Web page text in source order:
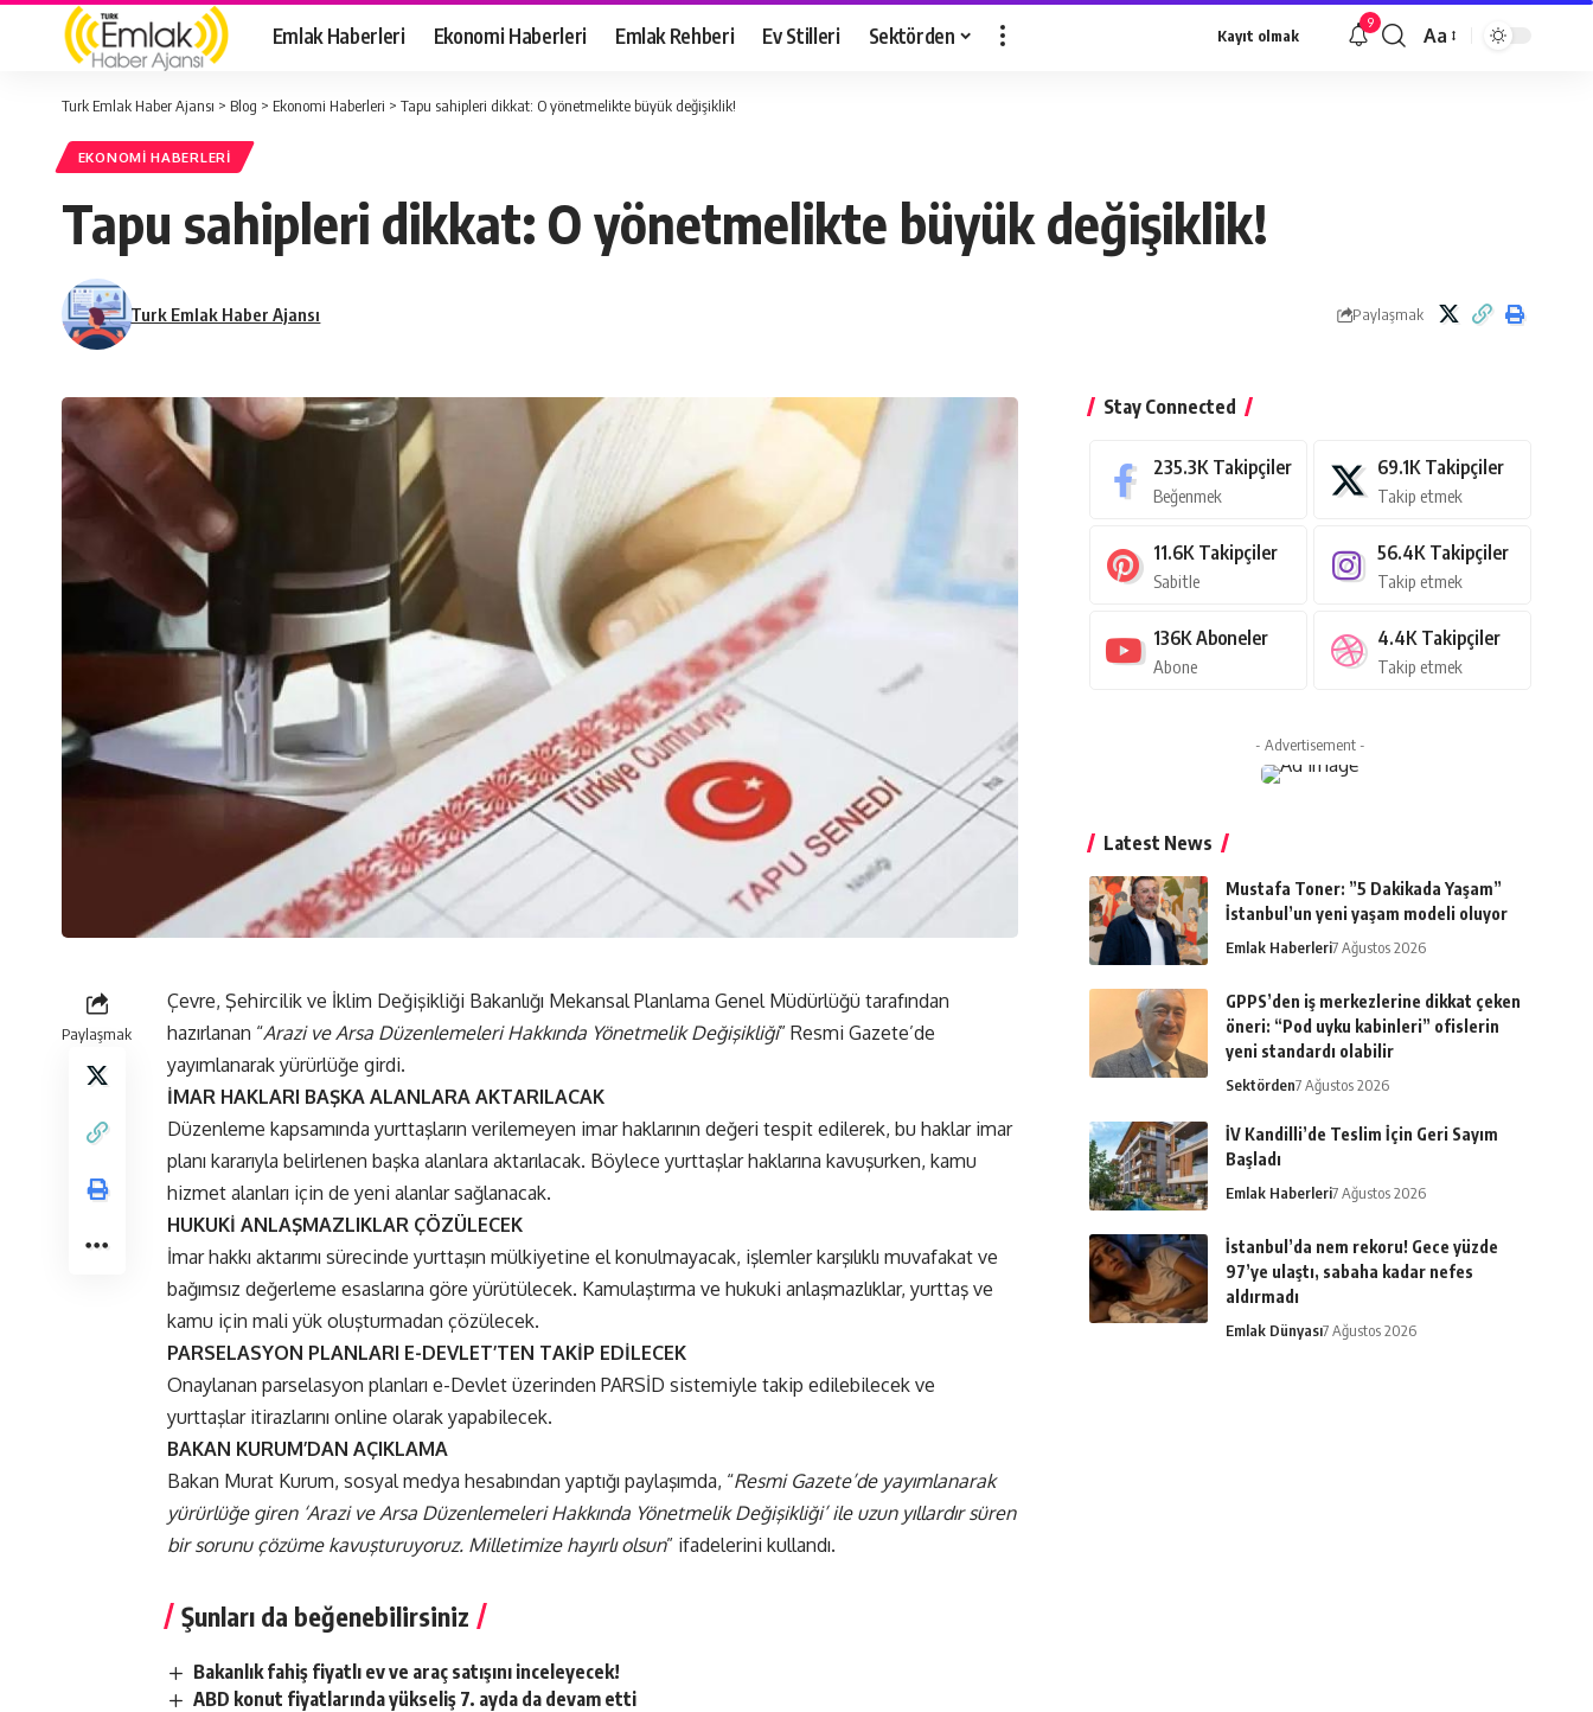
Emlak Haberleri Ekonomi Haberleri Emlak Rehberi Ev Stilleri Sektörden Kayıt olmak
9
Yazı
Aa
Turk Emlak Haber Ajansı > Blog > Ekonomi Haberleri > Tapu sahipleri dikkat: O yönetmelikte büyük değişiklik!
EKONOMI HABERLERI
Tapu sahipleri dikkat: O yönetmelikte büyük değişiklik!
Turk Emlak Haber Ajansı Paylaşmak
Paylaşmak
Çevre, Şehircilik ve İklim Değişikliği Bakanlığı Mekansal Planlama Genel Müdürlüğü tarafından
hazırlanan “Arazi ve Arsa Düzenlemeleri Hakkında Yönetmelik Değişikliği” Resmi Gazete’de
yayımlanarak yürürlüğe girdi.
İMAR HAKLARI BAŞKA ALANLARA AKTARILACAK
Düzenleme kapsamında yurttaşların verilemeyen imar haklarının değeri tespit edilerek, bu haklar imar
planı kararıyla belirlenen başka alanlara aktarılacak. Böylece yurttaşlar haklarına kavuşurken, kamu
hizmet alanları için de yeni alanlar sağlanacak.
HUKUKİ ANLAŞMAZLIKLAR ÇÖZÜLECEK
İmar hakkı aktarımı sürecinde yurttaşın mülkiyetine el konulmayacak, işlemler karşılıklı muvafakat ve
bağımsız değerleme esaslarına göre yürütülecek. Kamulaştırma ve hukuki anlaşmazlıklar, yurttaş ve
kamu için mali yük oluşturmadan çözülecek.
PARSELASYON PLANLARI E-DEVLET’TEN TAKİP EDİLECEK
Onaylanan parselasyon planları e-Devlet üzerinden PARSİD sistemiyle takip edilebilecek ve
yurttaşlar itirazlarını online olarak yapabilecek.
BAKAN KURUM’DAN AÇIKLAMA
Bakan Murat Kurum, sosyal medya hesabından yaptığı paylaşımda, “Resmi Gazete’de yayımlanarak
yürürlüğe giren ‘Arazi ve Arsa Düzenlemeleri Hakkında Yönetmelik Değişikliği’ ile uzun yıllardır süren
bir sorunu çözüme kavuşturuyoruz. Milletimize hayırlı olsun” ifadelerini kullandı.
Şunları da beğenebilirsiniz
Bakanlık fahiş fiyatlı ev ve araç satışını inceleyecek!
ABD konut fiyatlarında yükseliş 7. ayda da devam etti
Stay Connected
235.3K Takipçiler
Beğenmek
69.1K Takipçiler
Takip etmek
11.6K Takipçiler
Sabitle
56.4K Takipçiler
Takip etmek
136K Aboneler
Abone
4.4K Takipçiler
Takip etmek
- Advertisement -
Latest News
Mustafa Toner: ”5 Dakikada Yaşam”
İstanbul’un yeni yaşam modeli oluyor
Emlak Haberleri7 Ağustos 2026
GPPS’den iş merkezlerine dikkat çeken
öneri: “Pod uyku kabinleri” ofislerin
yeni standardı olabilir
Sektörden7 Ağustos 2026
İV Kandilli’de Teslim İçin Geri Sayım
Başladı
Emlak Haberleri7 Ağustos 2026
İstanbul’da nem rekoru! Gece yüzde
97’ye ulaştı, sabaha kadar nefes
aldırmadı
Emlak Dünyası7 Ağustos 2026